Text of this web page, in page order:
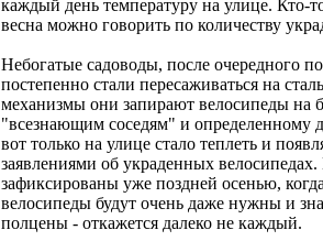
каждый день температуру на улице. Кто-
весна можно говорить по количеству
Небогатые садоводы, после очередного
постепенно стали пересаживаться на
механизмы они запирают велосипеды на
"всезнающим соседям" и определенному
вот только на улице стало теплеть и
заявлениями об украденных
зафиксированы уже поздней осенью,
велосипеды будут очень даже нужны и
полцены - откажется далеко не каждый.